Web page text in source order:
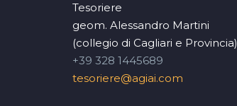
Tesoriere
geom. Alessandro Martini
(collegio di Cagliari e Provincia)
+39 328 1445689
tesoriere@agiai.com